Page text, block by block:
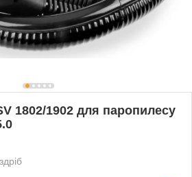
1802/1902 для паропилесу